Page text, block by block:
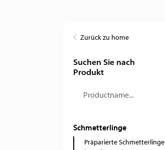
Zurück zu home
Suchen Sie nach
Produkt
Schmetterlinge
Präparierte Schmetterlinge